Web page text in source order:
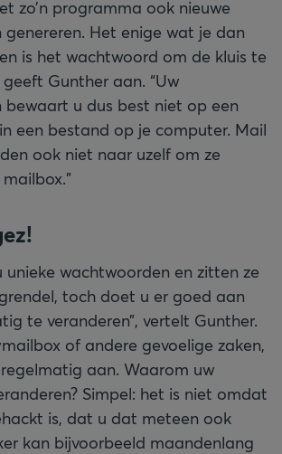
zo’n programma ook nieuwe
Het enige wat je dan
is het wachtwoord om de kluis te
Gunther aan. “Uw
u dus best niet op een
een bestand op je computer. Mail
ook niet naar uzelf om ze
unieke wachtwoorden en zitten ze
toch doet u er goed aan
te veranderen”, vertelt Gunther.
of andere gevoelige zaken,
aan. Waarom uw
Simpel: het is niet omdat
is, dat u dat meteen ook
kan bijvoorbeeld maandenlang